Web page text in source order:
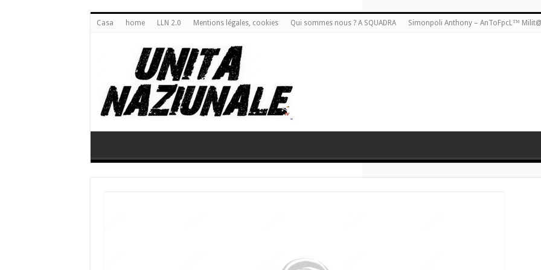
Casa home LLN 2.0 Mentions légales, cookies Qui sommes nous ? A SQUADRA Simonpoli Anthony – AnToFpcL™